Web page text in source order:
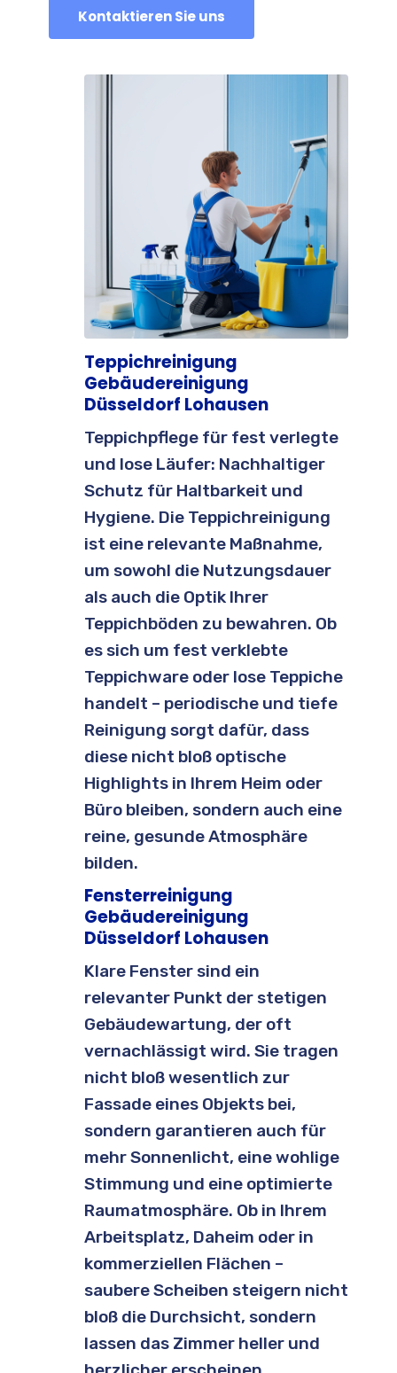
Kontaktieren Sie uns
Teppichreinigung
Gebäudereinigung
Düsseldorf Lohausen
Teppichpflege für fest verlegte
und lose Läufer: Nachhaltiger
Schutz für Haltbarkeit und
Hygiene. Die Teppichreinigung
ist eine relevante Maßnahme,
um sowohl die Nutzungsdauer
als auch die Optik Ihrer
Teppichböden zu bewahren. Ob
es sich um fest verklebte
Teppichware oder lose Teppiche
handelt – periodische und tiefe
Reinigung sorgt dafür, dass
diese nicht bloß optische
Highlights in Ihrem Heim oder
Büro bleiben, sondern auch eine
reine, gesunde Atmosphäre
bilden.
Fensterreinigung
Gebäudereinigung
Düsseldorf Lohausen
Klare Fenster sind ein
relevanter Punkt der stetigen
Gebäudewartung, der oft
vernachlässigt wird. Sie tragen
nicht bloß wesentlich zur
Fassade eines Objekts bei,
sondern garantieren auch für
mehr Sonnenlicht, eine wohlige
Stimmung und eine optimierte
Raumatmosphäre. Ob in Ihrem
Arbeitsplatz, Daheim oder in
kommerziellen Flächen –
saubere Scheiben steigern nicht
bloß die Durchsicht, sondern
lassen das Zimmer heller und